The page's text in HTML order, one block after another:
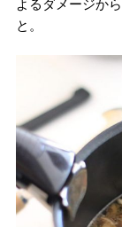
よるダメージか
と。